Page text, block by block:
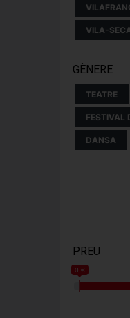
VILA-
GÈNERE
TEATRE
FESTIVAL
DANSA
PREU
0 €